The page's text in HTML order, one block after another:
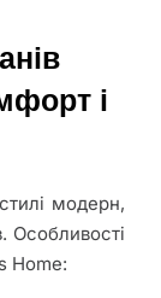
і
модерн,
Особливості
Home: